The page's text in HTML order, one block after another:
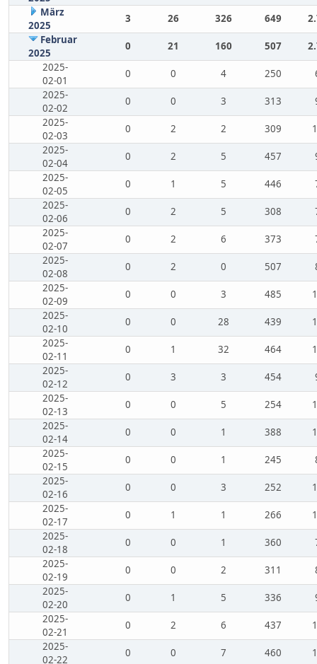
März
2025
3 26 326 649
Februar
2025
0 21 160 507
2025-
02-01
0 0 4 250
2025-
02-02
0 0 3 313
2025-
02-03
0 2 2 309
2025-
02-04
0 2 5 457
2025-
02-05
0 1 5 446
2025-
02-06
0 2 5 308
2025-
02-07
0 2 6 373
2025-
02-08
0 2 0 507
2025-
02-09
0 0 3 485
2025-
02-10
0 0 28 439
2025-
02-11
0 1 32 464
2025-
02-12
0 3 3 454
2025-
02-13
0 0 5 254
2025-
02-14
0 0 1 388
2025-
02-15
0 0 1 245
2025-
02-16
0 0 3 252
2025-
02-17
0 1 1 266
2025-
02-18
0 0 1 360
2025-
02-19
0 0 2 311
2025-
02-20
0 1 5 336
2025-
02-21
0 2 6 437
2025-
02-22
0 0 7 460